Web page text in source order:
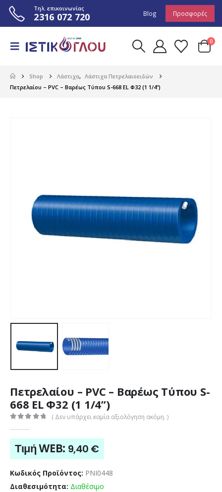
Τηλ. επικοινωνίας
2316 072 720 Blog Προσφορές
0
Shop Λάστιχα, Λάστιχα Πετρελαιοειδών
Πετρελαίου – PVC – Βαρέως Τύπου S-668 EL Φ32 (1 1/4”)
Πετρελαίου – PVC – Βαρέως Τύπου S-
668 EL Φ32 (1 1/4”)
( Δεν υπάρχει καμία αξιολόγηση ακόμη. )
Τιμή WEB: 9,40 €
Κωδικός Προϊόντος: PNI0448
Διαθεσιμότητα: Διαθέσιμο